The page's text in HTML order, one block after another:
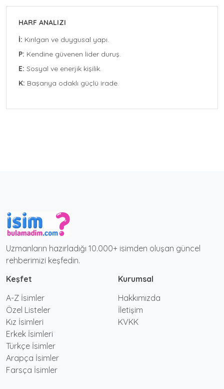
HARF ANALIZI
İ: Kırılgan ve duygusal yapı.
P: Kendine güvenen lider duruş.
E: Sosyal ve enerjik kişilik.
K: Başarıya odaklı güçlü irade.
Uzmanların hazırladığı 10.000+ isimden oluşan güncel
rehberimizi keşfedin.
Keşfet
A-Z İsimler
Özel Listeler
Kız İsimleri
Erkek İsimleri
Türkçe İsimler
Arapça İsimler
Farsça İsimler
Kurumsal
Hakkımızda
İletişim
KVKK